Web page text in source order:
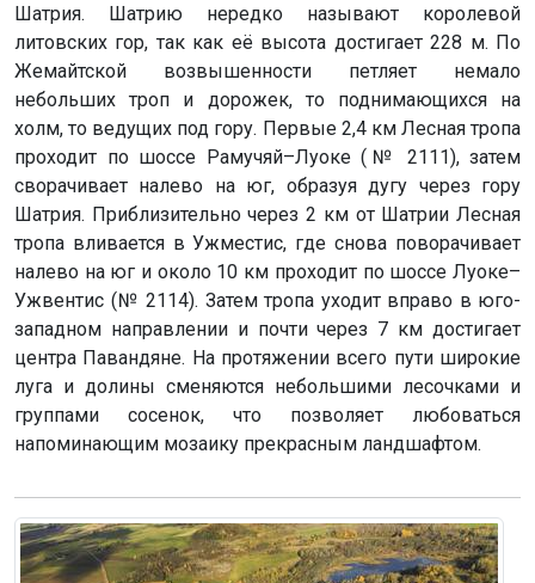
Шатрия. Шатрию нередко называют королевой
литовских гор, так как её высота достигает 228 м. По
Жемайтской возвышенности петляет немало
небольших троп и дорожек, то поднимающихся на
холм, то ведущих под гору. Первые 2,4 км Лесная тропа
проходит по шоссе Рамучяй–Луоке (№ 2111), затем
сворачивает налево на юг, образуя дугу через гору
Шатрия. Приблизительно через 2 км от Шатрии Лесная
тропа вливается в Ужместис, где снова поворачивает
налево на юг и около 10 км проходит по шоссе Луоке–
Ужвентис (№ 2114). Затем тропа уходит вправо в юго-
западном направлении и почти через 7 км достигает
центра Павандяне. На протяжении всего пути широкие
луга и долины сменяются небольшими лесочками и
группами сосенок, что позволяет любоваться
напоминающим мозаику прекрасным ландшафтом.